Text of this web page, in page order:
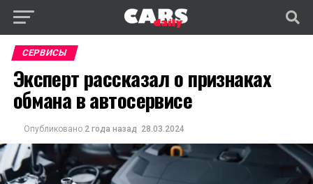
СЕРВИСЫ
Эксперт рассказал о признаках
обмана в автосервисе
Опубликовано 2 года назад 28.03.2024